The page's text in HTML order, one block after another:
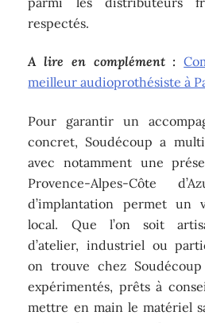
respectés.
A lire en complément :
meilleur audioprothésiste à
Pour garantir un
concret, Soudécoup a
avec notamment une
Provence-Alpes-Côte
d’implantation permet un
local. Que l’on soit
d’atelier, industriel ou
on trouve chez
expérimentés, prêts à
mettre en main le matériel